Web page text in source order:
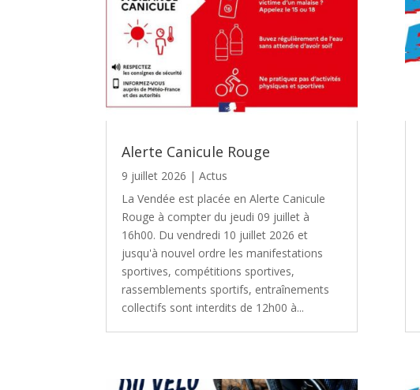
Alerte Canicule Rouge
9 juillet 2026 |Actus
La Vendée est placée en Alerte Canicule
Rouge à compter du jeudi 09 juillet à
16h00. Du vendredi 10 juillet 2026 et
jusqu'à nouvel ordre les manifestations
sportives, compétitions sportives,
rassemblements sportifs, entraînements
collectifs sont interdits de 12h00 à...